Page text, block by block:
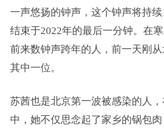
一声悠扬的钟声，这个钟声将持
结束于2022年的最后一分钟。在
前来数钟声跨年的人，前一天刚
其中一位。
苏茜也是北京第一波被感染的人
中，她不仅思念起了家乡的锅包